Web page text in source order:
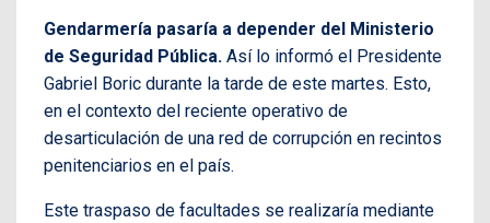
Gendarmería pasaría a depender del Ministerio
de Seguridad Pública. Así lo informó el Presidente
Gabriel Boric durante la tarde de este martes. Esto,
en el contexto del reciente operativo de
desarticulación de una red de corrupción en recintos
penitenciarios en el país.
Este traspaso de facultades se realizaría mediante